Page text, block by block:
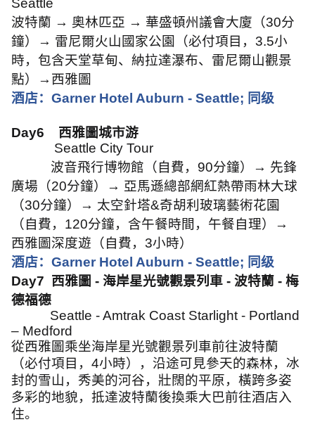
Seattle
波特蘭 → 奧林匹亞 → 華盛頓州議會大廈（30分
鐘）
→ 雷尼爾火山國家公園（必付項目， 3.5小
時，包含天堂草甸、納拉達瀑布、雷尼爾山觀景
點）
→ 西雅圖
酒店： Garner Hotel Auburn - Seattle; 同级
Day6
西雅圖城市游
Seattle City Tour
波音飛行博物館（自費， 90分鐘） → 先鋒
廣場（20分鐘） → 亞馬遜總部網紅熱帶雨林大球
（30分鐘） → 太空針塔&奇胡利玻璃藝術花園
（自費， 120分鐘，含午餐時間，午餐自理）
→
西雅圖深度遊（自費， 3小時）
酒店： Garner Hotel Auburn - Seattle; 同级
Day7 西雅圖 - 海岸星光號觀景列車 - 波特蘭 - 梅
德福德
Seattle - Amtrak Coast Starlight - Portland
– Medford
從西雅圖乘坐海岸星光號觀景列車前往波特蘭
（必付項目， 4小時），沿途可見參天的森林，冰
封的雪山，秀美的河谷，壯闊的平原，橫跨多姿
多彩的地貌，抵達波特蘭後換乘大巴前往酒店入
住。